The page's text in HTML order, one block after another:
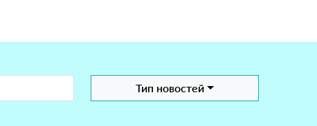
Тип новостей